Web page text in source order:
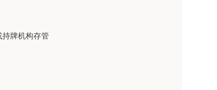
牌机构存管